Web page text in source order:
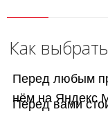
Как
Перед любым
нём на Яндекс
Перед вами